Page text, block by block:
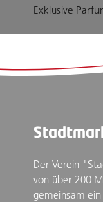
Exklusive
Der Verein
von über 200
gemeinsam